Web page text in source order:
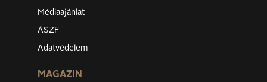
Médiaajánlat
ÁSZF
Adatvédelem
MAGAZIN